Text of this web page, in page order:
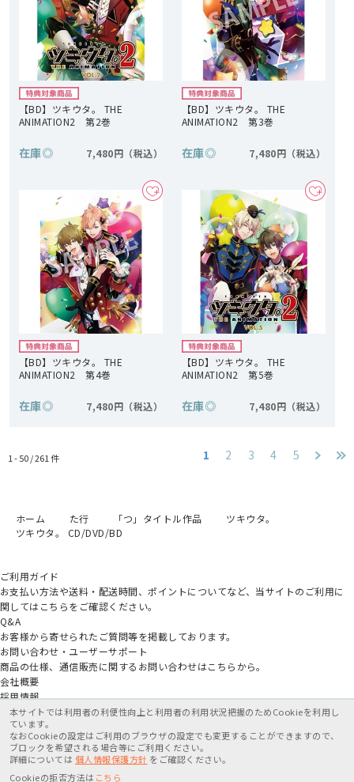
【BD】ツキウタ。 THE
ANIMATION2 第2巻
在庫◎ 7,480円
【BD】ツキウタ。 THE
ANIMATION2 第3巻
在庫◎ 7,480円
【BD】ツキウタ。 THE
ANIMATION2 第4巻
在庫◎ 7,480円
【BD】ツキウタ。 THE
ANIMATION2 第5巻
在庫◎ 7,480円
1 - 50 /261 件 1 2 3 4 5
ホーム た行 「つ」タイトル作品
ツキウタ。
ツキウタ。 CD/DVD/BD
ご利用ガイド
お支払い方法や送料・配送時間、ポイントについてなど、当サイトのご利用に
関してはこちらをご確認ください。
Q&A
お客様から寄せられたご質問等を掲載しております。
お問い合わせ・ユーザーサポート
商品の仕様、通信販売に関するお問い合わせはこちらから。
会社概要
採用情報
アニメイトグループ
特定商取引法に基づく表記個人情報保護方針利用規約
本サイトでは利用者の利便性向上と利用者の利用状況把握のためCookieを利用し
ています。
なおCookieの設定はご利用のブラウザの設定でも変更することができますので、
ブロックを希望される場合等にご利用ください。
詳細については 個人情報保護方針 をご確認ください。
Cookieの拒否方法は こちら